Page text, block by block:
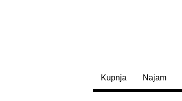
Kupnja Najam